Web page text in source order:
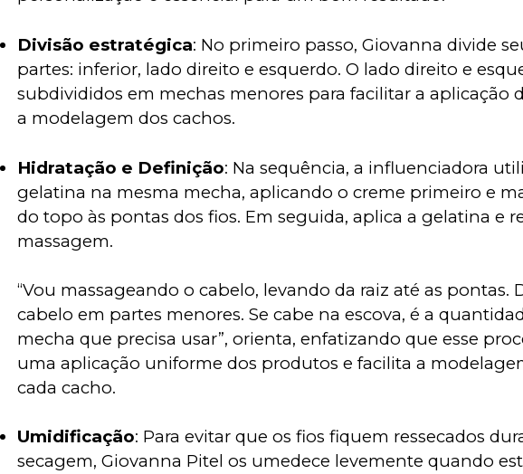
Divisão estratégica: No primeiro passo, Giovanna divide
partes: inferior, lado direito e esquerdo. O lado direito e
subdivididos em mechas menores para facilitar a aplicação
a modelagem dos cachos.
Hidratação e Definição: Na sequência, a influenciadora
gelatina na mesma mecha, aplicando o creme primeiro e
do topo às pontas dos fios. Em seguida, aplica a gelatina e
massagem.
“Vou massageando o cabelo, levando da raiz até as pontas.
cabelo em partes menores. Se cabe na escova, é a
mecha que precisa usar”, orienta, enfatizando que esse
uma aplicação uniforme dos produtos e facilita a
cada cacho.
Umidificação: Para evitar que os fios fiquem ressecados
secagem, Giovanna Pitel os umedece levemente quando